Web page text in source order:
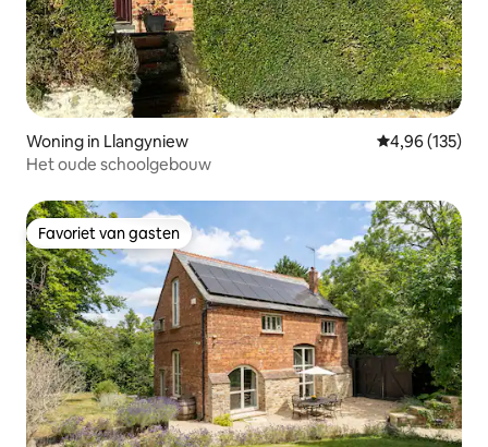
Woning in Llangyniew Gemiddelde
4,96 (135)
Het oude schoolgebouw
Favoriet van gasten
Favoriet van gasten